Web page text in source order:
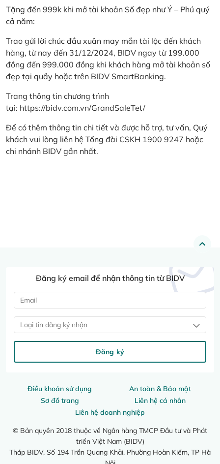
Tặng đến 999k khi mở tài khoản Số đẹp như Ý – Phú quý
cả năm:
Trao gửi lời chúc đầu xuân may mắn tài lộc đến khách
hàng, từ nay đến 31/12/2024, BIDV ngay từ 199.000
đồng đến 999.000 đồng khi khách hàng mở tài khoản số
đẹp tại quầy hoặc trên BIDV SmartBanking.
Trang thông tin chương trình
tại: https://bidv.com.vn/GrandSaleTet/
Để có thêm thông tin chi tiết và được hỗ trợ, tư vấn, Quý
khách vui lòng liên hệ Tổng đài CSKH 1900 9247 hoặc
chi nhánh BIDV gần nhất.
Điều khoản sử dụng
An toàn & Bảo mật
Sơ đồ trang
Liên hệ cá nhân
Liên hệ doanh nghiệp
© Bản quyền 2018 thuộc về Ngân hàng TMCP Đầu tư và Phát
triển Việt Nam (BIDV)
Tháp BIDV, Số 194 Trần Quang Khải, Phường Hoàn Kiếm, TP Hà
Đăng ký email để nhận thông tin từ BIDV
Loại tin đăng ký nhận
Đăng ký